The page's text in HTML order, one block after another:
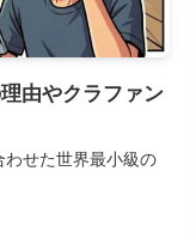
由やクラファン
わせた世界最小級の